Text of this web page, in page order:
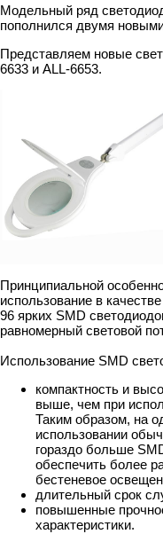
Модельный ряд
пополнился двумя
Представляем новые
6633 и ALL-6653.
Принципиальной
использование в
96 ярких SMD
равномерный световой
Использование SMD
компактность и
выше, чем при
Таким образом, на
использовании
гораздо больше
обеспечить более
бестеневое
длительный срок
повышенные
характеристики.